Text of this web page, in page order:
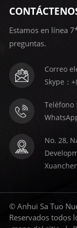
durabilidad,
inflexión en el
caucho hoy y
Estamos en línea
preguntas.
Correo
Skype：
Teléfono
No. 28,
© Anhui Sa Tuo
Reservados todos